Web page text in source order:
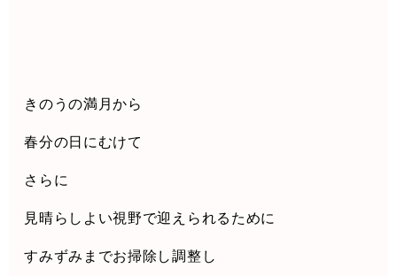
きのうの満月から
春分の日にむけて
さらに
見晴らしよい視野で迎えられるために
すみずみまでお掃除し調整し